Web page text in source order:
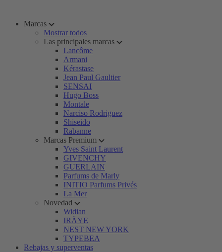
Marcas
Mostrar todos
Las principales marcas
Lancôme
Armani
Kérastase
Jean Paul Gaultier
SENSAI
Hugo Boss
Montale
Narciso Rodriguez
Shiseido
Rabanne
Marcas Premium
Yves Saint Laurent
GIVENCHY
GUERLAIN
Parfums de Marly
INITIO Parfums Privés
La Mer
Novedad
Widian
IRÄYE
NEST NEW YORK
TYPEBEA
Rebajas y superventas